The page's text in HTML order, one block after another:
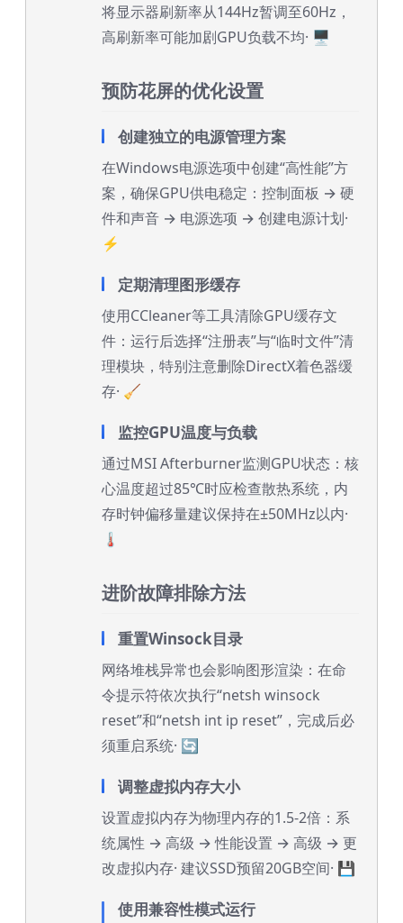
将显示器刷新率从144Hz暂调至60Hz，
高刷新率可能加剧GPU负载不均· 🖥️
预防花屏的优化设置
创建独立的电源管理方案
在Windows电源选项中创建“高性能”方
案，确保GPU供电稳定：控制面板 → 硬
件和声音 → 电源选项 → 创建电源计划·
⚡
定期清理图形缓存
使用CCleaner等工具清除GPU缓存文
件：运行后选择“注册表”与“临时文件”清
理模块，特别注意删除DirectX着色器缓
存· 🧹
监控GPU温度与负载
通过MSI Afterburner监测GPU状态：核
心温度超过85℃时应检查散热系统，内
存时钟偏移量建议保持在±50MHz以内·
🌡️
进阶故障排除方法
重置Winsock目录
网络堆栈异常也会影响图形渲染：在命
令提示符依次执行“netsh winsock
reset”和“netsh int ip reset”，完成后必
须重启系统· 🔄
调整虚拟内存大小
设置虚拟内存为物理内存的1.5-2倍：系
统属性 → 高级 → 性能设置 → 高级 → 更
改虚拟内存· 建议SSD预留20GB空间· 💾
使用兼容性模式运行